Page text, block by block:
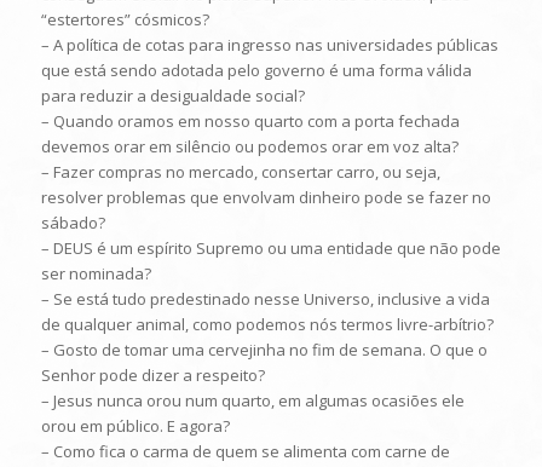
“estertores” cósmicos?
– A política de cotas para ingresso nas universidades públicas
que está sendo adotada pelo governo é uma forma válida
para reduzir a desigualdade social?
– Quando oramos em nosso quarto com a porta fechada
devemos orar em silêncio ou podemos orar em voz alta?
– Fazer compras no mercado, consertar carro, ou seja,
resolver problemas que envolvam dinheiro pode se fazer no
sábado?
– DEUS é um espírito Supremo ou uma entidade que não pode
ser nominada?
– Se está tudo predestinado nesse Universo, inclusive a vida
de qualquer animal, como podemos nós termos livre-arbítrio?
– Gosto de tomar uma cervejinha no fim de semana. O que o
Senhor pode dizer a respeito?
– Jesus nunca orou num quarto, em algumas ocasiões ele
orou em público. E agora?
– Como fica o carma de quem se alimenta com carne de